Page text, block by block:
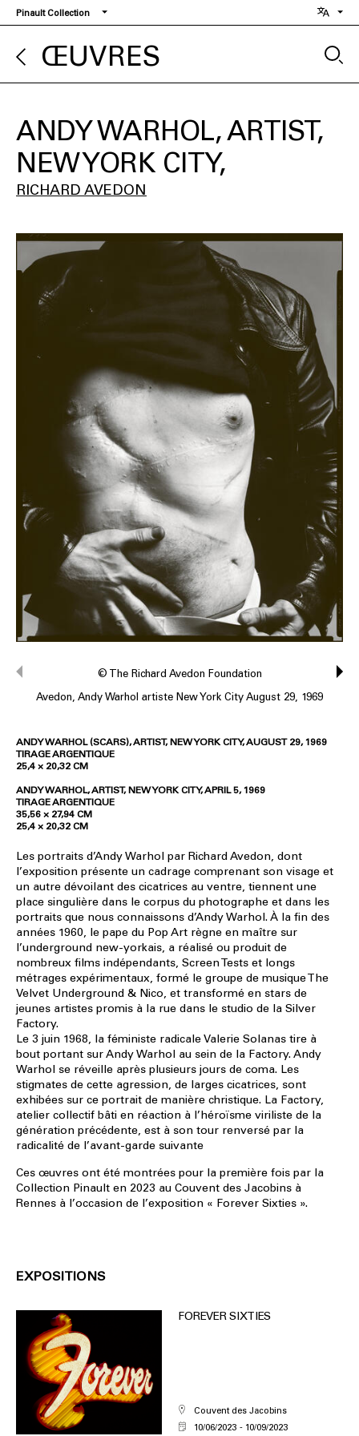
Aller
au
contenu
principal
Pinault Collection
ŒUVRES
ANDY WARHOL, ARTIST,
NEW YORK CITY
RICHARD AVEDON
© The Richard Avedon Foundation
Avedon, Andy Warhol artiste New York City August 29, 1969
ANDY WARHOL (SCARS), ARTIST, NEW YORK CITY, AUGUST 29, 1969
TIRAGE ARGENTIQUE
25,4 × 20,32 CM
ANDY WARHOL, ARTIST, NEW YORK CITY, APRIL 5, 1969
TIRAGE ARGENTIQUE
35,56 × 27,94 CM
25,4 × 20,32 CM
Les portraits d’Andy Warhol par Richard Avedon, dont
l’exposition présente un cadrage comprenant son visage et
un autre dévoilant des cicatrices au ventre, tiennent une
place singulière dans le corpus du photographe et dans les
portraits que nous connaissons d’Andy Warhol. À la fin des
années 1960, le pape du Pop Art règne en maître sur
l’underground new-yorkais, a réalisé ou produit de
nombreux films indépendants, Screen Tests et longs
métrages expérimentaux, formé le groupe de musique The
Velvet Underground & Nico, et transformé en stars de
jeunes artistes promis à la rue dans le studio de la Silver
Factory.
Le 3 juin 1968, la féministe radicale Valerie Solanas tire à
bout portant sur Andy Warhol au sein de la Factory. Andy
Warhol se réveille après plusieurs jours de coma. Les
stigmates de cette agression, de larges cicatrices, sont
exhibées sur ce portrait de manière christique. La Factory,
atelier collectif bâti en réaction à l’héroïsme viriliste de la
génération précédente, est à son tour renversé par la
radicalité de l’avant-garde suivante
Ces œuvres ont été montrées pour la première fois par la
Collection Pinault en 2023 au Couvent des Jacobins à
Rennes à l’occasion de l’exposition « Forever Sixties ».
EXPOSITIONS
FOREVER SIXTIES
Couvent des Jacobins
10/06/2023
10/09/2023